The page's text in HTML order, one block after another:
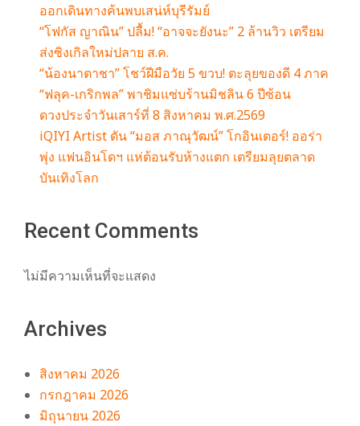
ออกเดินทางค้นพบเสน่ห์บุรีรัมย์
“โฟกัส ญาณิน” ปลื้ม! “อาจจะยังนะ” 2 ล้านวิว เตรียม
ส่งซิงเกิลใหม่ปลาย ส.ค.
“น้องนาตาชา” โชว์ฝีมือวัย 5 ขวบ! ตะลุยของดี 4 ภาค
“ฟลุค-เกริกพล” พาชิมแซ่บร้านมิชลิน 6 ปีซ้อน
ดวงประจำวันเสาร์ที่ 8 สิงหาคม พ.ศ.2569
iQIYI Artist ดัน “มอส ภาณุวัฒน์” โกอินเตอร์! ออร่า
พุ่ง แฟนอินโดฯ แห่ต้อนรับห้างแตก เตรียมลุยตลาด
บันเทิงโลก
Recent Comments
ไม่มีความเห็นที่จะแสดง
Archives
สิงหาคม 2026
กรกฎาคม 2026
มิถุนายน 2026